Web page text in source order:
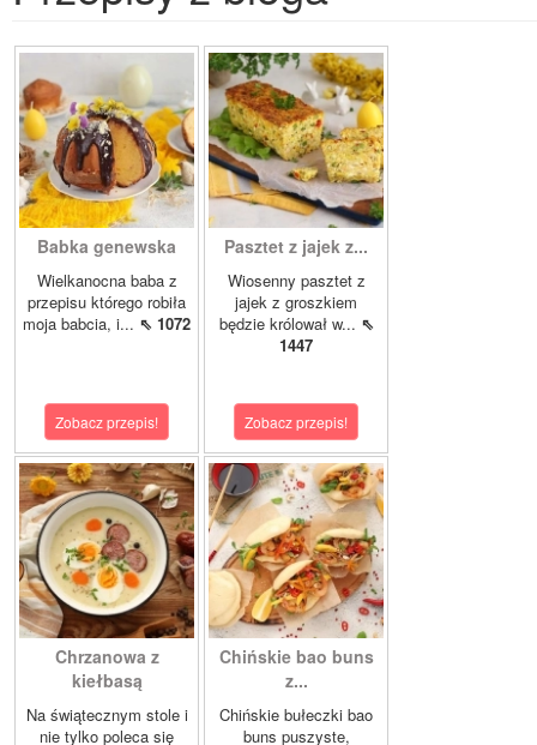
Babka genewska
Wielkanocna baba z
przepisu którego robiła
moja babcia, i... ⇖ 1072
Zobacz przepis!
Pasztet z jajek z...
Wiosenny pasztet z
jajek z groszkiem
będzie królował w... ⇖
1447
Zobacz przepis!
Chrzanowa z
kiełbasą
Na świątecznym stole i
nie tylko poleca się
Chińskie bao buns
z...
Chińskie bułeczki bao
buns puszyste,